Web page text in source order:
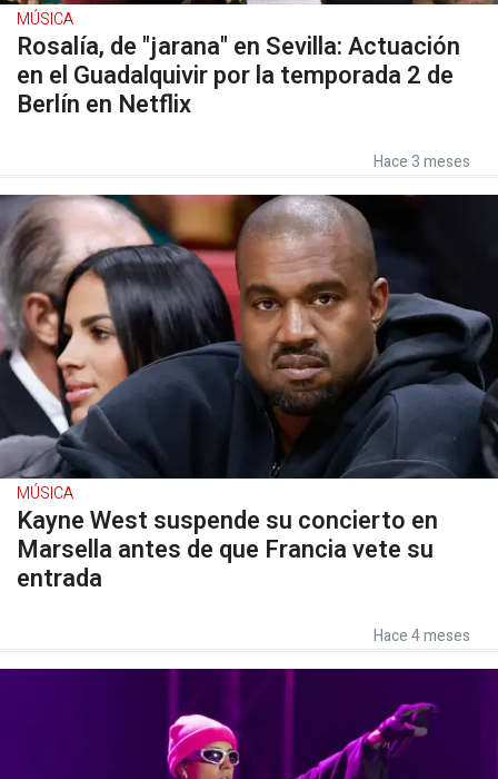
MÚSICA
Rosalía, de "jarana" en Sevilla: Actuación
en el Guadalquivir por la temporada 2 de
Berlín en Netflix
Hace 3 meses
MÚSICA
Kayne West suspende su concierto en
Marsella antes de que Francia vete su
entrada
Hace 4 meses